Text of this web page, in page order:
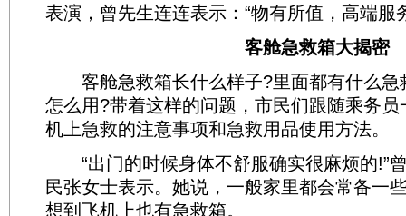
表演，曾先生连连表示：“物有所值，高端服
客舱急救箱大揭密
客舱急救箱长什么样子?里面都有什么急
怎么用?带着这样的问题，市民们跟随乘务
机上急救的注意事项和急救用品使用方法。
“出门的时候身体不舒服确实很麻烦的!”
民张女士表示。她说，一般家里都会常备一
想到飞机上也有急救箱。